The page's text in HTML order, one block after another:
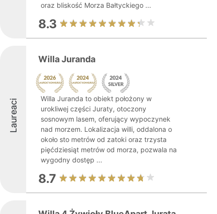
oraz bliskość Morza Bałtyckiego ...
8.3
Laureaci
Willa Juranda
Willa Juranda to obiekt położony w
urokliwej części Juraty, otoczony
sosnowym lasem, oferujący wypoczynek
nad morzem. Lokalizacja willi, oddalona o
około sto metrów od zatoki oraz trzysta
pięćdziesiąt metrów od morza, pozwala na
wygodny dostęp ...
8.7